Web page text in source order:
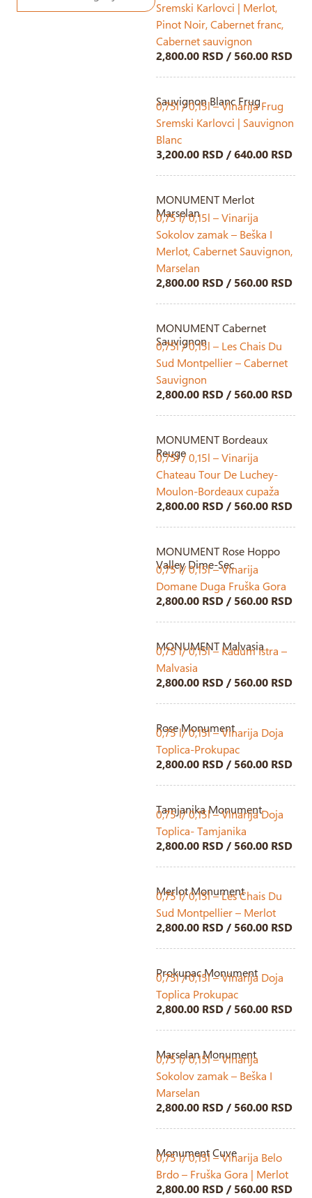
Sremski Karlovci | Merlot,
Pinot Noir, Cabernet franc,
Cabernet sauvignon
2,800.00 RSD / 560.00 RSD
Sauvignon Blanc Frug
0,75l / 0,15l – Vinarija Frug
Sremski Karlovci | Sauvignon
Blanc
3,200.00 RSD / 640.00 RSD
MONUMENT Merlot
Marselan
0,75 l/ 0,15l – Vinarija
Sokolov zamak – Beška I
Merlot, Cabernet Sauvignon,
Marselan
2,800.00 RSD / 560.00 RSD
MONUMENT Cabernet
Sauvignon
0,75l / 0,15l – Les Chais Du
Sud Montpellier – Cabernet
Sauvignon
2,800.00 RSD / 560.00 RSD
MONUMENT Bordeaux
Reuge
0,75l / 0,15l – Vinarija
Chateau Tour De Luchey-
Moulon-Bordeaux cupaža
2,800.00 RSD / 560.00 RSD
MONUMENT Rose Hoppo
Valley Dime-Sec
0,75 l/ 0,15l – Vinarija
Domane Duga Fruška Gora
2,800.00 RSD / 560.00 RSD
MONUMENT Malvasia
0,75 l/ 0,15l – Kadum Istra –
Malvasia
2,800.00 RSD / 560.00 RSD
Rose Monument
0,75 l/ 0,15l – Vinarija Doja
Toplica-Prokupac
2,800.00 RSD / 560.00 RSD
Tamjanika Monument
0,75 l/ 0,15l – Vinarija Doja
Toplica- Tamjanika
2,800.00 RSD / 560.00 RSD
Merlot Monument
0,75 l/ 0,15l – Les Chais Du
Sud Montpellier – Merlot
2,800.00 RSD / 560.00 RSD
Prokupac Monument
0,75l / 0,15l – Vinarija Doja
Toplica Prokupac
2,800.00 RSD / 560.00 RSD
Marselan Monument
0,75 l/ 0,15l – Vinarija
Sokolov zamak – Beška I
Marselan
2,800.00 RSD / 560.00 RSD
Monument Cuve
0,75 l/ 0,15l – Vinarija Belo
Brdo – Fruška Gora | Merlot
2,800.00 RSD / 560.00 RSD